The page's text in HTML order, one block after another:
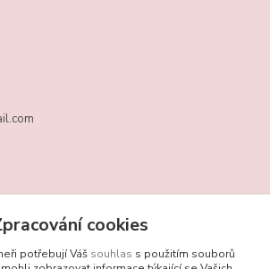
cookies
potřebují Váš souhlas s použitím souborů